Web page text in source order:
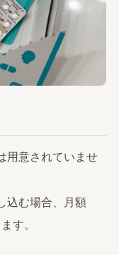
用意されていませ
込む場合、月額
す。